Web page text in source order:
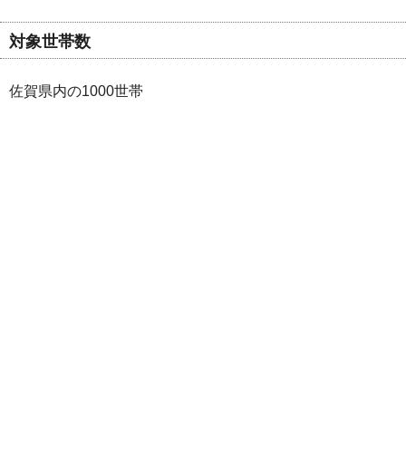
対象世帯数
佐賀県内の1000世帯